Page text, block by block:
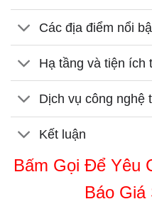
Các địa điểm nổi
Hạ tầng và tiện ích
Dịch vụ công nghệ
Kết luận
Bấm Gọi Để Yêu
Báo Giá